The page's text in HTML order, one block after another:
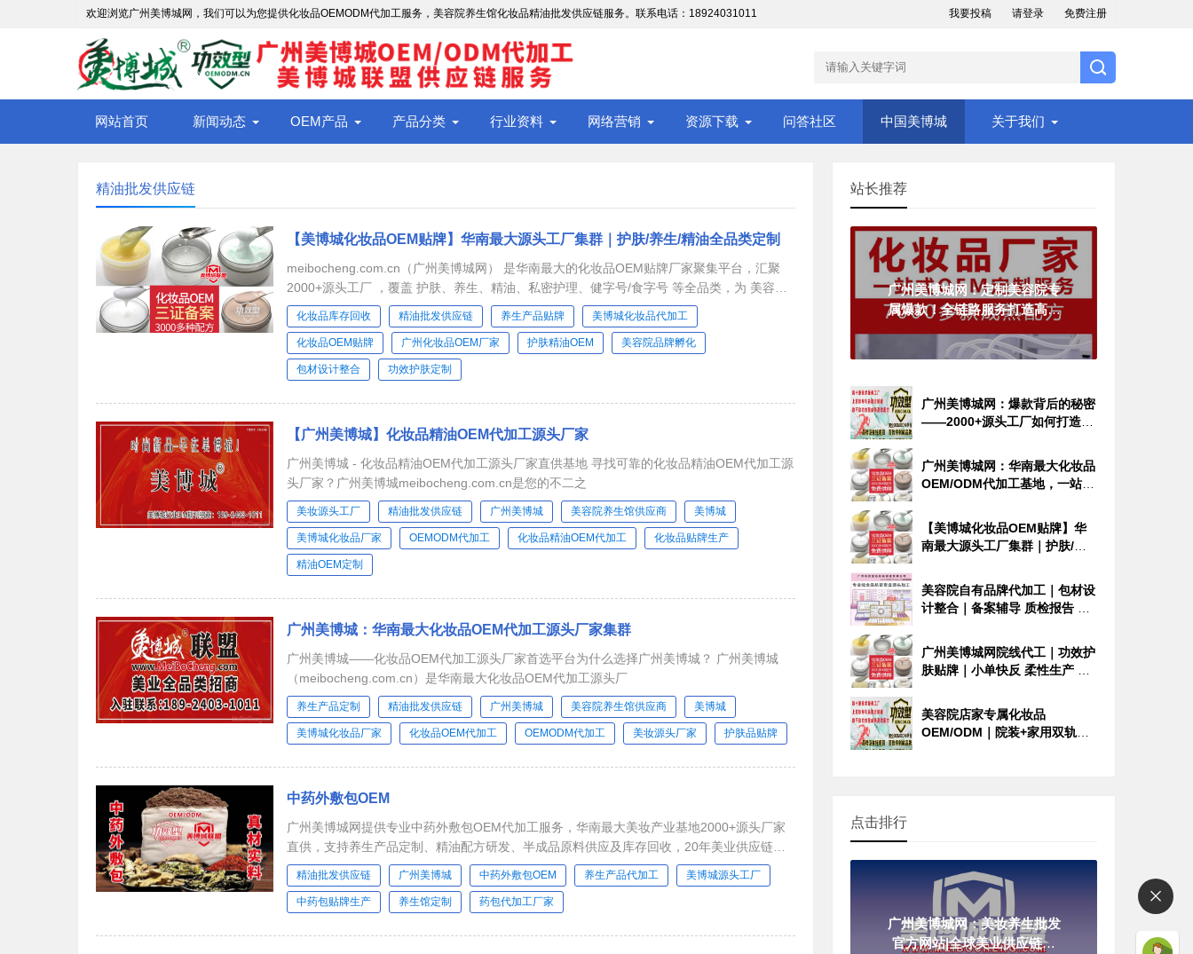
欢迎浏览广州美博城网，我们可以为您提供化妆品OEMODM代加工服务，美容院养生馆化妆品精油批发供应链服务。联系电话：18924031011 我要投稿 请登录 免费注册
网站首页 新闻动态 OEM产品 产品分类 行业资料 网络营销 资源下载 问答社区 中国美博城 关于我们
精油批发供应链
【美博城化妆品OEM贴牌】华南最大源头工厂集群｜护肤/养生/精油全品类定制
meibocheng.com.cn（广州美博城网） 是华南最大的化妆品OEM贴牌厂家聚集平台，汇聚
2000+源头工厂 ，覆盖 护肤、养生、精油、私密护理、健字号/食字号 等全品类，为 美容
院、品牌商...
化妆品库存回收 精油批发供应链 养生产品贴牌 美博城化妆品代加工
化妆品OEM贴牌 广州化妆品OEM厂家 护肤精油OEM 美容院品牌孵化
包材设计整合 功效护肤定制
【广州美博城】化妆品精油OEM代加工源头厂家
广州美博城 - 化妆品精油OEM代加工源头厂家直供基地 寻找可靠的化妆品精油OEM代加工源
头厂家？广州美博城meibocheng.com.cn是您的不二之
美妆源头工厂 精油批发供应链 广州美博城 美容院养生馆供应商 美博城
美博城化妆品厂家 OEMODM代加工 化妆品精油OEM代加工 化妆品贴牌生产
精油OEM定制
广州美博城：华南最大化妆品OEM代加工源头厂家集群
广州美博城——化妆品OEM代加工源头厂家首选平台为什么选择广州美博城？ 广州美博城
（meibocheng.com.cn）是华南最大化妆品OEM代加工源头厂
养生产品定制 精油批发供应链 广州美博城 美容院养生馆供应商 美博城
美博城化妆品厂家 化妆品OEM代加工 OEMODM代加工 美妆源头厂家 护肤品贴牌
中药外敷包OEM
广州美博城网提供专业中药外敷包OEM代加工服务，华南最大美妆产业基地2000+源头厂家
直供，支持养生产品定制、精油配方研发、半成品原料供应及库存回收，20年美业供应链经
验，点击获取专属方案！
精油批发供应链 广州美博城 中药外敷包OEM 养生产品代加工 美博城源头工厂
中药包贴牌生产 养生馆定制 药包代加工厂家
站长推荐
广州美博城网：定制美容院专
属爆款！全链路服务打造高利
广州美博城网：爆款背后的秘密
——2000+源头工厂如何打造美
广州美博城网：华南最大化妆品
OEM/ODM代加工基地，一站式
【美博城化妆品OEM贴牌】华
南最大源头工厂集群｜护肤/养
美容院自有品牌代加工｜包材设
计整合｜备案辅导 质检报告 全
广州美博城网院线代工｜功效护
肤贴牌｜小单快反 柔性生产 稳
美容院店家专属化妆品
OEM/ODM｜院装+家用双轨定
点击排行
广州美博城网：美妆养生批发
官方网站|全球美业供应链一